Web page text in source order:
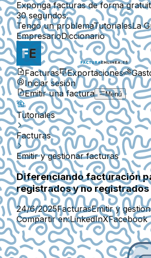
Exponga facturas de forma
30 segundos.
Tengo un problemaTutorialesLa
EmpresarioDiccionario
Facturas Exportaciones
Iniciar sesión
Emitir una factura
Menú
Tutoriales
Facturas
Emitir y gestionar facturas
Diferenciando facturación
registrados y no registrados
24/6/2025FacturasEmitir y
Compartir en:LinkedInXFacebook